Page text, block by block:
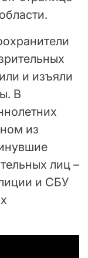
и изъяли
В
из
лиц –
и СБУ